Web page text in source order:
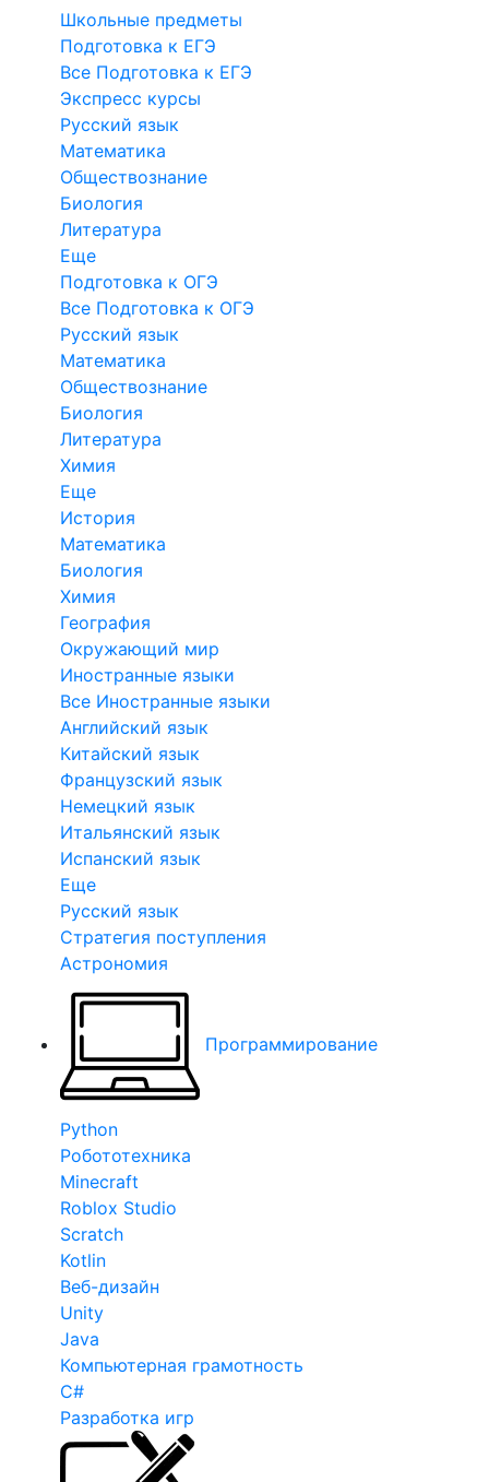
Школьные предметы
Подготовка к ЕГЭ
Все Подготовка к ЕГЭ
Экспресс курсы
Русский язык
Математика
Обществознание
Биология
Литература
Еще
Подготовка к ОГЭ
Все Подготовка к ОГЭ
Русский язык
Математика
Обществознание
Биология
Литература
Химия
Еще
История
Математика
Биология
Химия
География
Окружающий мир
Иностранные языки
Все Иностранные языки
Английский язык
Китайский язык
Французский язык
Немецкий язык
Итальянский язык
Испанский язык
Еще
Русский язык
Стратегия поступления
Астрономия
Программирование
Python
Робототехника
Minecraft
Roblox Studio
Scratch
Kotlin
Веб-дизайн
Unity
Java
Компьютерная грамотность
C#
Разработка игр